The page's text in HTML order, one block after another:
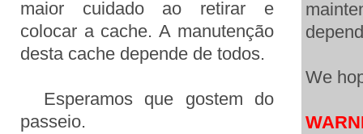
maior cuidado ao retirar e
colocar a cache. A manutenção
desta cache depende de todos.
Esperamos que gostem do
passeio.
We